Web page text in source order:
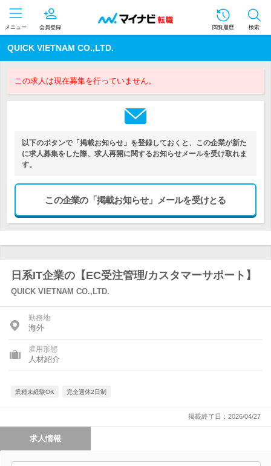
メニュー 会員登録 閲覧履歴 検索
QUICK VIETNAM CO.,LTD.
この求人は現在募集を行っていません。
以下のボタンで「掲載お知らせ」を登録しておくと、この企業が新た
に求人募集をした際、求人再開に関するお知らせメールを受け取れま
す。
この企業の「掲載お知らせ」メールを受けとる
日系IT企業の【EC受注管理/カスタマーサポート】
QUICK VIETNAM CO.,LTD.
勤務地
海外
雇用形態
人材紹介
業種未経験OK 完全週休2日制
掲載終了日：2026/04/27
求人情報